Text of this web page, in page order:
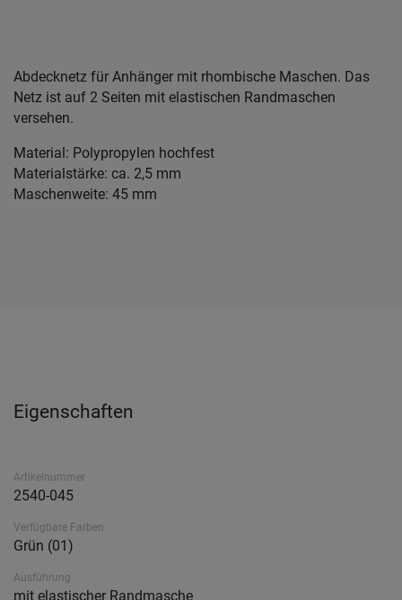
Abdecknetz für Anhänger mit rhombische Maschen. Das
Netz ist auf 2 Seiten mit elastischen Randmaschen
versehen.
Material: Polypropylen hochfest
Materialstärke: ca. 2,5 mm
Maschenweite: 45 mm
Eigenschaften
Artikelnummer
2540-045
Verfügbare Farben
Grün (01)
Ausführung
mit elastischer Randmasche